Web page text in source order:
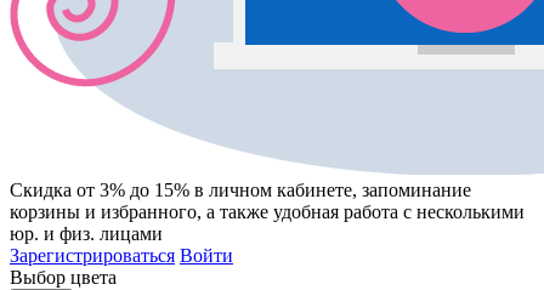
Скидка от 3% до 15% в личном кабинете, запоминание
корзины и избранного, а также удобная работа с несколькими
юр. и физ. лицами
Зарегистрироваться Войти
Выбор цвета